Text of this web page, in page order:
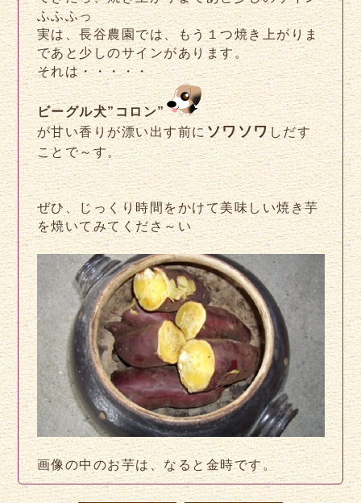
ふふふっ
実は、長谷農園では、もう１つ焼き上がりま
であと少しのサインがあります。
それは・・・・・
ビーグル犬”コロン”
が甘い香りが漂い出す前にソワソワしだす
ことで～す。
ぜひ、じっくり時間をかけて美味しい焼き芋
を焼いてみてくださ～い
画像の中のお芋は、なると金時です。